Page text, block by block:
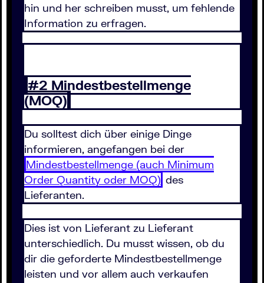
hin und her schreiben musst, um fehlende
Information zu erfragen.
#2 Mindestbestellmenge
(MOQ)
Du solltest dich über einige Dinge
informieren, angefangen bei der
Mindestbestellmenge (auch Minimum
Order Quantity oder MOQ) des
Lieferanten.
Dies ist von Lieferant zu Lieferant
unterschiedlich. Du musst wissen, ob du
dir die geforderte Mindestbestellmenge
leisten und vor allem auch verkaufen